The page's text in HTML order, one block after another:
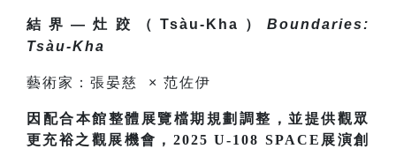
結界—灶跤（Tsàu-Kha） Boundaries:
Tsàu-Kha
藝術家： 張晏慈 × 范佐伊
因配合本館整體展覽檔期規劃調整，並提供觀眾
更充裕之觀展機會，2025 U-108 SPACE展演創